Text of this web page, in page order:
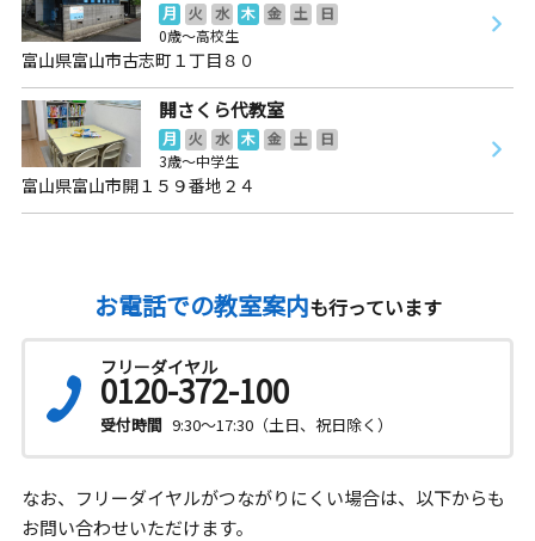
月 火 水 木 金 土
日
0歳～高校生
富山県富山市古志町１丁目８０
開さくら代教室
月 火 水 木 金 土
日
3歳～中学生
富山県富山市開１５９番地２４
お電話での教室案内も行っています
フリーダイヤル
0120-372-100
受付時間 9:30～17:30（土日、祝日除く）
なお、フリーダイヤルがつながりにくい場合は、以下からも
お問い合わせいただけます。